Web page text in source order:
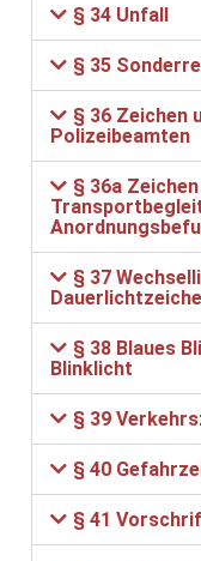
§ 34 Unfall
§ 35
§ 36 Zeichen
Polizeibeamten
§ 36a
§ 37
§ 38 Blaues
Blinklicht
§ 39
§ 40
§ 41